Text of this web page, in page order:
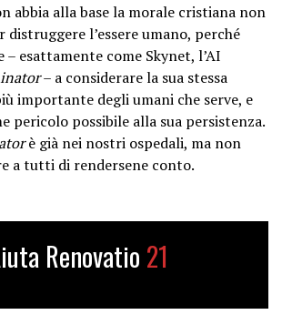
abbia alla base la morale cristiana non
distruggere l’essere umano, perché
esattamente come Skynet, l’AI
– a considerare la sua stessa
importante degli umani che serve, e
pericolo possibile alla sua persistenza.
è già nei nostri ospedali, ma non
a tutti di rendersene conto.
Renovatio 21